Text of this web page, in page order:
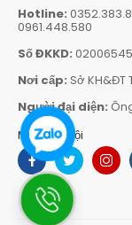
Hotline:
0961.448.580
Số ĐKKD:
Nơi cấp: Sở KH&ĐT
Người đại diện:
Mạng xã hội